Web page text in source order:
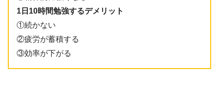
1日10時間勉強するデメリット
①続かない
②疲労が蓄積する
③効率が下がる